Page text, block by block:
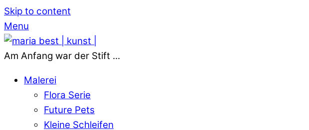
Skip to content
Menu
Am Anfang war der Stift ...
Malerei
Flora Serie
Future Pets
Kleine Schleifen